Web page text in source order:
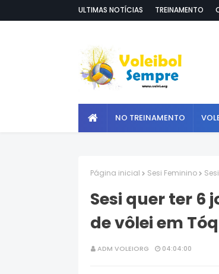
ULTIMAS NOTÍCIAS TREINAMENTO
NO TREINAMENTO
Página inicial Sesi Feminino
Sesi quer ter 6
de vôlei em
ADM VOLEIORG 04:04:00